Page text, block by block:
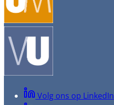
Volg ons op LinkedIn